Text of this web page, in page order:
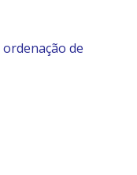
ordenação de